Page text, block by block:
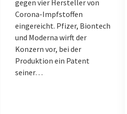
gegen vier Hersteller von
Corona-Impfstoffen
eingereicht. Pfizer, Biontech
und Moderna wirft der
Konzern vor, bei der
Produktion ein Patent
seiner…